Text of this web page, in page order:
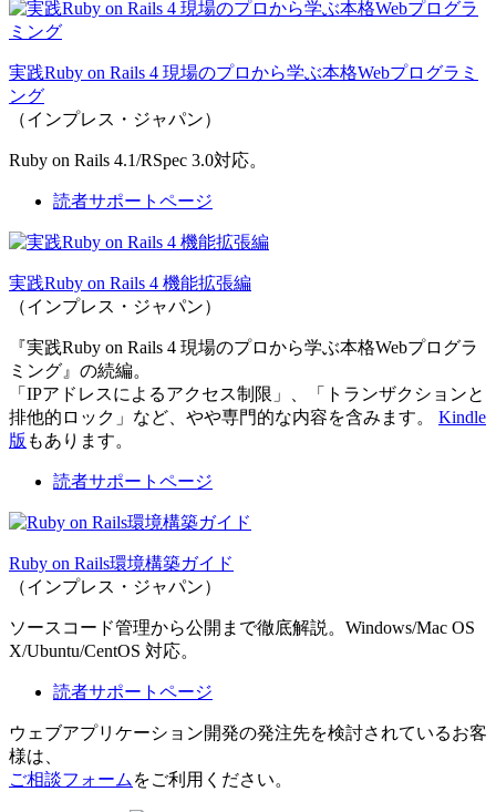
実践Ruby on Rails 4 現場のプロから学ぶ本格Webプログラミ
ング
（インプレス・ジャパン）
Ruby on Rails 4.1/RSpec 3.0対応。
読者サポートページ
実践Ruby on Rails 4 機能拡張編
（インプレス・ジャパン）
『実践Ruby on Rails 4 現場のプロから学ぶ本格Webプログラ
ミング』の続編。
「IPアドレスによるアクセス制限」、「トランザクションと
排他的ロック」など、やや専門的な内容を含みます。 Kindle
版 もあります。
読者サポートページ
Ruby on Rails環境構築ガイド
（インプレス・ジャパン）
ソースコード管理から公開まで徹底解説。Windows/Mac OS
X/Ubuntu/CentOS 対応。
読者サポートページ
ウェブアプリケーション開発の発注先を検討されているお客
様は、
ご相談フォーム をご利用ください。